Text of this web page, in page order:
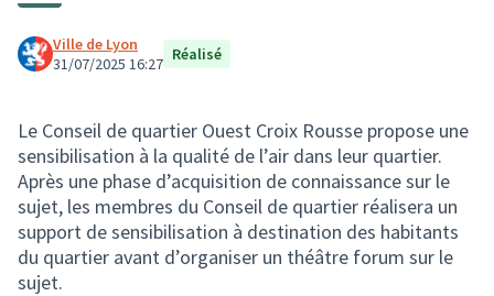
Ville de Lyon
31/07/2025 16:27 Réalisé
Le Conseil de quartier Ouest Croix Rousse propose une
sensibilisation à la qualité de l’air dans leur quartier.
Après une phase d’acquisition de connaissance sur le
sujet, les membres du Conseil de quartier réalisera un
support de sensibilisation à destination des habitants
du quartier avant d’organiser un théâtre forum sur le
sujet.